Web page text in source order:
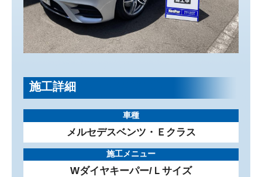
施工詳細
車種
メルセデスベンツ・Ｅクラス
施工メニュー
Wダイヤキーパー/Ｌサイズ